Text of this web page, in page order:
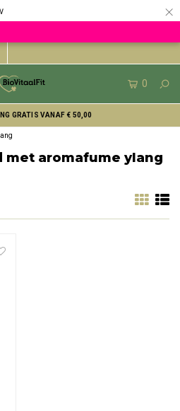
×
0
GRATIS VANAF € 50,00
met aromafume ylang